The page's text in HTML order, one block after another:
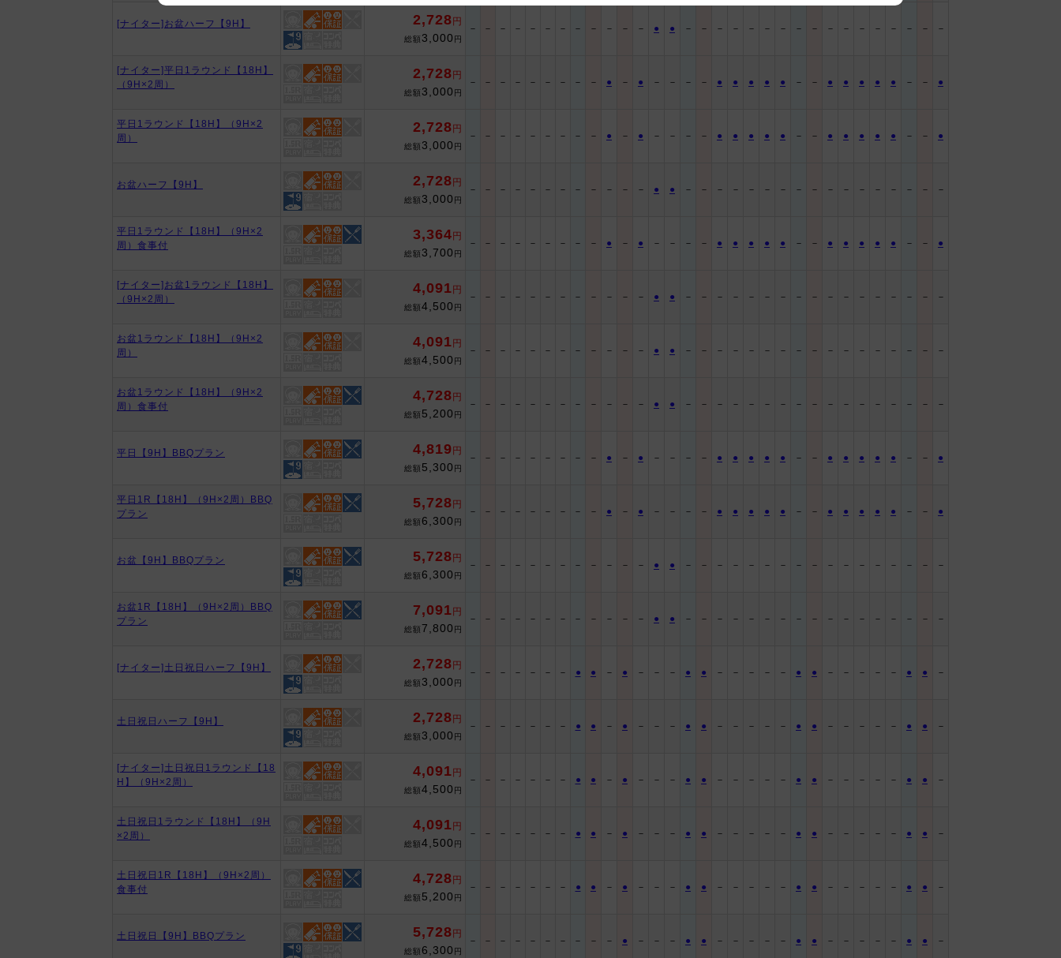
[ナイター]お盆ハーフ【9H】 2,728 円
総額 3,000 円
－ － － － － － － － － － － － ● ● － － － － － － － － － － － － － － － － －
[ナイター]平日1ラウンド【18H】
（9H×2周）
2,728 円
総額 3,000 円
－ － － － － － － － － ● － ● － － － － ● ● ● ● ● － － ● ● ● ● ● － － ●
平日1ラウンド【18H】（9H×2
周）
2,728 円
総額 3,000 円
－ － － － － － － － － ● － ● － － － － ● ● ● ● ● － － ● ● ● ● ● － － ●
お盆ハーフ【9H】 2,728 円
総額 3,000 円
－ － － － － － － － － － － － ● ● － － － － － － － － － － － － － － － － －
平日1ラウンド【18H】（9H×2
周）食事付
3,364 円
総額 3,700 円
－ － － － － － － － － ● － ● － － － － ● ● ● ● ● － － ● ● ● ● ● － － ●
[ナイター]お盆1ラウンド【18H】
（9H×2周）
4,091 円
総額4,500 円
－ － － － － － － － － － － － ● ● － － － － － － － － － － － － － － － － －
お盆1ラウンド【18H】（9H×2
周）
4,091 円
総額4,500 円
－ － － － － － － － － － － － ● ● － － － － － － － － － － － － － － － － －
お盆1ラウンド【18H】（9H×2
周）食事付
4,728 円
総額 5,200 円
－ － － － － － － － － － － － ● ● － － － － － － － － － － － － － － － － －
平日【9H】BBQプラン 4,819 円
総額 5,300 円
－ － － － － － － － － ● － ● － － － － ● ● ● ● ● － － ● ● ● ● ● － － ●
平日1R【18H】（9H×2周）BBQ
プラン
5,728 円
総額 6,300 円
－ － － － － － － － － ● － ● － － － － ● ● ● ● ● － － ● ● ● ● ● － － ●
お盆【9H】BBQプラン 5,728 円
総額 6,300 円
－ － － － － － － － － － － － ● ● － － － － － － － － － － － － － － － － －
お盆1R【18H】（9H×2周）BBQ
プラン
7,091 円
総額 7,800 円
－ － － － － － － － － － － － ● ● － － － － － － － － － － － － － － － － －
[ナイター]土日祝日ハーフ【9H】 2,728 円
総額 3,000 円
－ － － － － － － ● ● － ● － － － ● ● － － － － － ● ● － － － － － ● ● －
土日祝日ハーフ【9H】 2,728 円
総額 3,000 円
－ － － － － － － ● ● － ● － － － ● ● － － － － － ● ● － － － － － ● ● －
[ナイター]土日祝日1ラウンド【18
H】（9H×2周）
4,091 円
総額4,500 円
－ － － － － － － ● ● － ● － － － ● ● － － － － － ● ● － － － － － ● ● －
土日祝日1ラウンド【18H】（9H
×2周）
4,091 円
総額4,500 円
－ － － － － － － ● ● － ● － － － ● ● － － － － － ● ● － － － － － ● ● －
土日祝日1R【18H】（9H×2周）
食事付
4,728 円
総額 5,200 円
－ － － － － － － ● ● － ● － － － ● ● － － － － － ● ● － － － － － ● ● －
土日祝日【9H】BBQプラン 5,728 円
総額 6,300 円
－ － － － － － － － － － ● － － － ● ● － － － － － ● ● － － － － － ● ● －
We appreciate your understanding and cooperation regarding the above points.